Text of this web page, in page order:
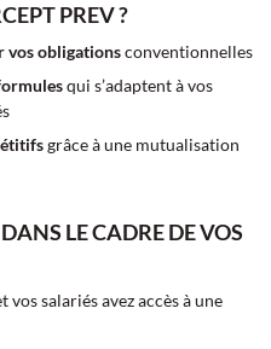
PREV ?
vos obligationsconventionnelles
qui s’adaptent à vos
grâce à une mutualisation
LE CADRE DE VOS
vos salariés avez accès à une